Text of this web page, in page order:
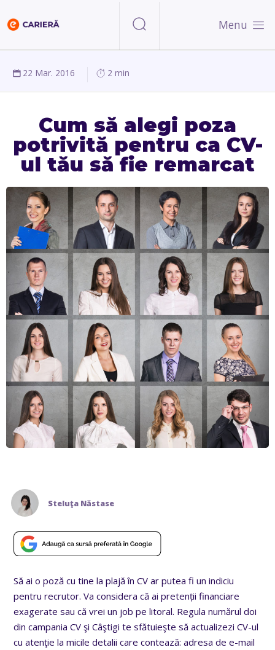
Menu
22 Mar. 2016 2 min
Cum să alegi poza
potrivită pentru ca CV-
ul tău să fie remarcat
Steluţa Năstase
Să ai o poză cu tine la plajă în CV ar putea fi un indiciu
pentru recrutor. Va considera că ai pretenții financiare
exagerate sau că vrei un job pe litoral. Regula numărul doi
din campania CV şi Câştigi te sfătuieşte să actualizezi CV-ul
cu atenţie la micile detalii care contează: adresa de e-mail